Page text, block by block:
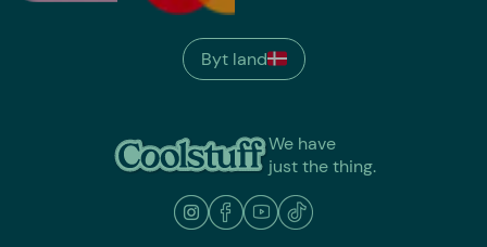
We have
just the thing.
Byt land